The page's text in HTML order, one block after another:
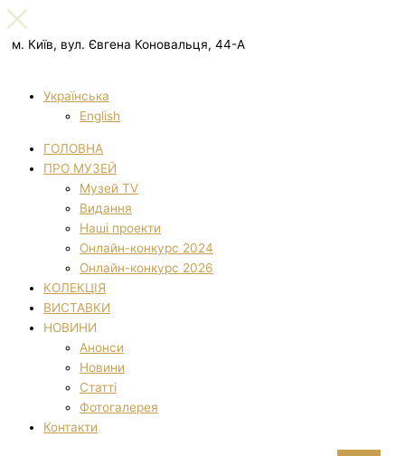
м. Київ, вул. Євгена Коновальця, 44-А
Українська
English
ГОЛОВНА
ПРО МУЗЕЙ
Музей TV
Видання
Наші проекти
Онлайн-конкурс 2024
Онлайн-конкурс 2026
КОЛЕКЦІЯ
ВИСТАВКИ
НОВИНИ
Анонси
Новини
Статті
Фотогалерея
Контакти